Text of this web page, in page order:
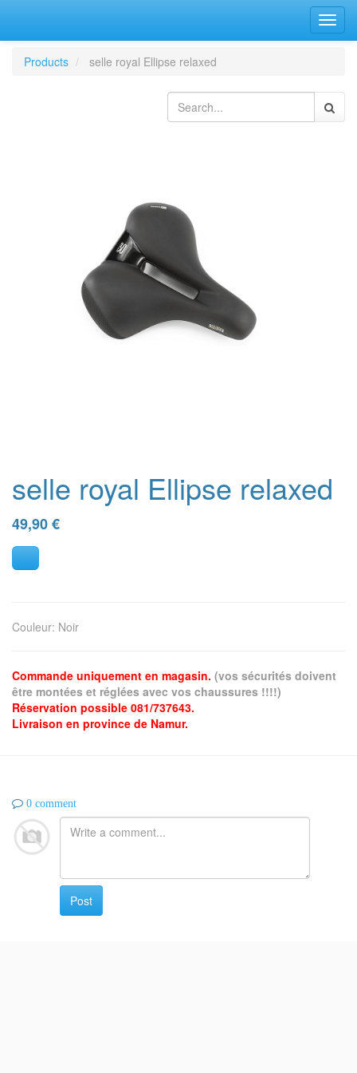
la
Products selle royal Ellipse relaxed
selle royal Ellipse relaxed
49,90€
Couleur: Noir
Commande uniquement en magasin. (vos sécurités doivent
être montées et réglées avec vos chaussures !!!!)
Réservation possible 081/737643.
Livraison en province de Namur.
0 comment
Post